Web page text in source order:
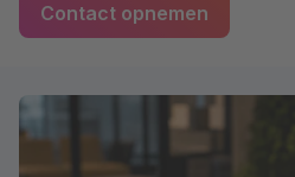
Contact opnemen